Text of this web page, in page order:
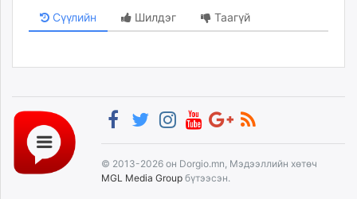
Сүүлийн Шилдэг Таагүй
© 2013-2026 он Dorgio.mn, Мэдээллийн хөтөч
MGL Media Group бүтээсэн.